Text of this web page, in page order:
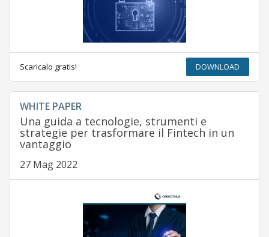
Scaricalo gratis! DOWNLOAD
WHITE PAPER
Una guida a tecnologie, strumenti e
strategie per trasformare il Fintech in un
vantaggio
27 Mag 2022